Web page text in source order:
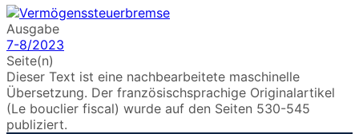
Ausgabe
7-8/2023
Seite(n)
Dieser Text ist eine nachbearbeitete maschinelle
Übersetzung. Der französischsprachige Originalartikel
(Le bouclier fiscal) wurde auf den Seiten 530-545
publiziert.